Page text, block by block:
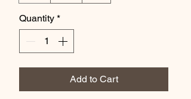
Quantity *
Add to Cart